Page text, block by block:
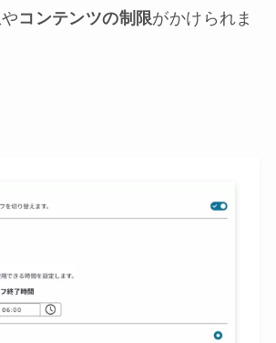
やコンテンツの制限がかけられま